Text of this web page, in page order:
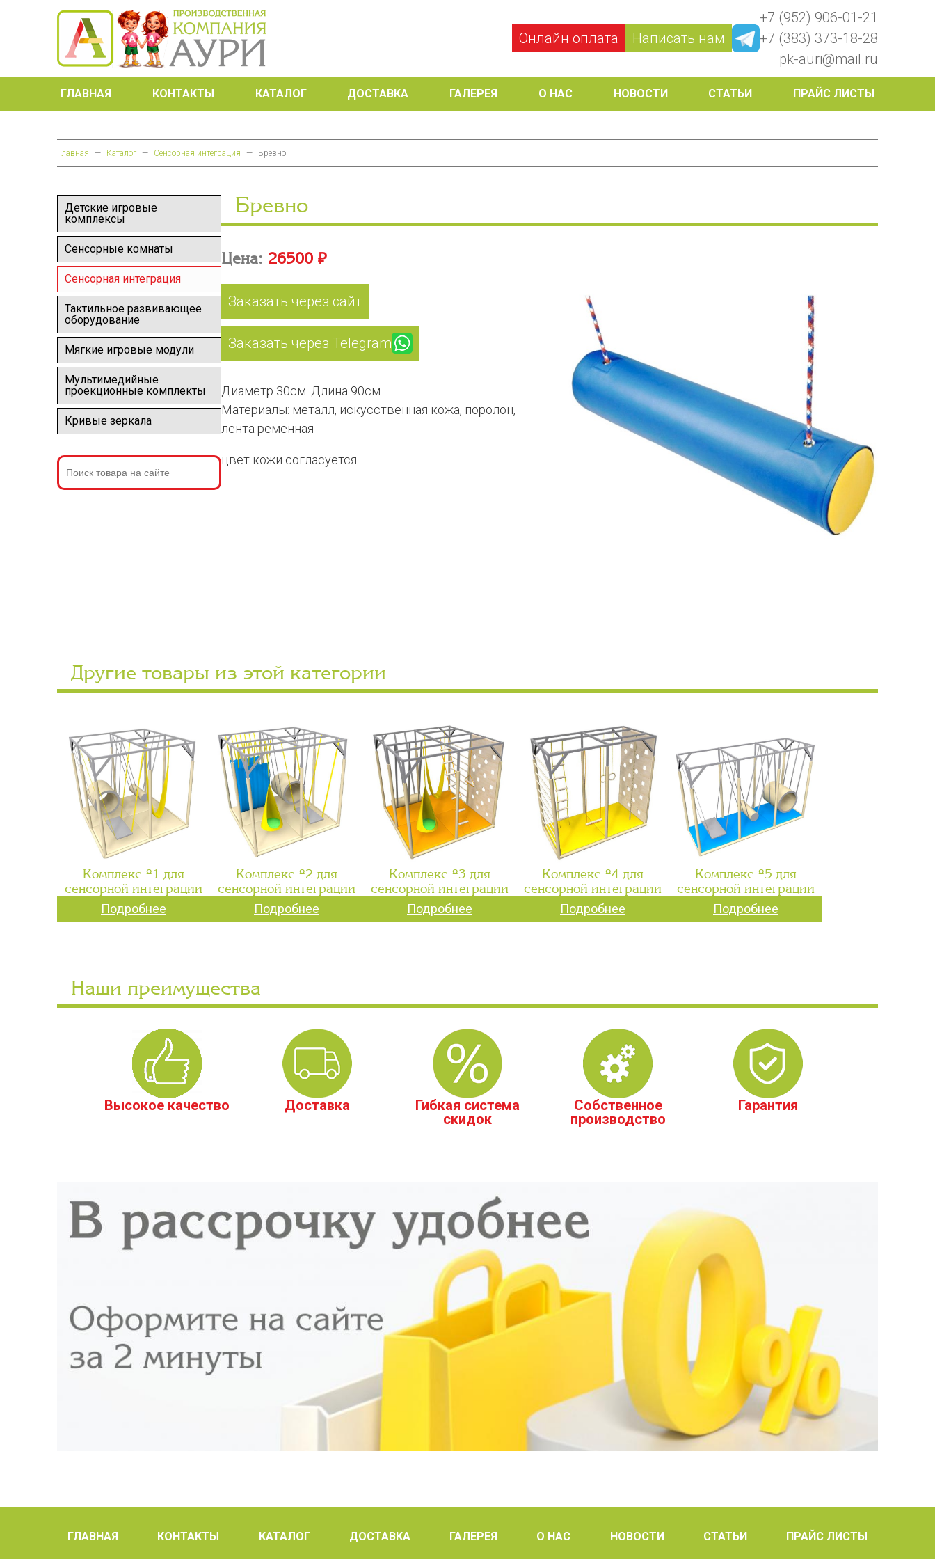
Онлайн оплата Написать нам
+7 (952) 906-01-21
+7 (383) 373-18-28
pk-auri@mail.ru
ГЛАВНАЯ КОНТАКТЫ КАТАЛОГ ДОСТАВКА ГАЛЕРЕЯ О НАС НОВОСТИ СТАТЬИ ПРАЙС ЛИСТЫ
Главная — Каталог — Сенсорная интеграция — Бревно
Детские игровые
комплексы
Сенсорные комнаты
Сенсорная интеграция
Тактильное развивающее
оборудование
Мягкие игровые модули
Мультимедийные
проекционные комплекты
Кривые зеркала
Бревно
Цена: 26500 ₽
Заказать через сайт
Заказать через Telegram
Диаметр 30см. Длина 90см
Материалы: металл, искусственная кожа, поролон,
лента ременная
цвет кожи согласуется
Другие товары из этой категории
Комплекс №1 для
сенсорной интеграции
Подробнее
Комплекс №2 для
сенсорной интеграции
Подробнее
Комплекс №3 для
сенсорной интеграции
Подробнее
Комплекс №4 для
сенсорной интеграции
Подробнее
Комплекс №5 для
сенсорной интеграции
Подробнее
Наши преимущества
Высокое качество Доставка
Гибкая система
скидок
Собственное
производство
Гарантия
ГЛАВНАЯ КОНТАКТЫ КАТАЛОГ ДОСТАВКА ГАЛЕРЕЯ О НАС НОВОСТИ СТАТЬИ ПРАЙС ЛИСТЫ